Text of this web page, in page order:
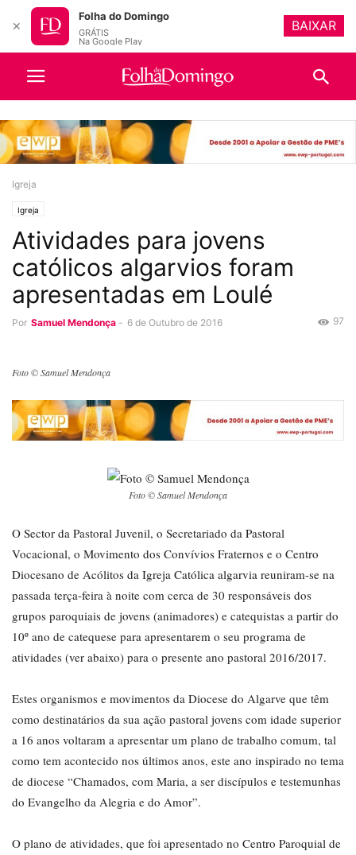
Igreja
Igreja
Atividades para jovens
católicos algarvios foram
apresentadas em Loulé
Por Samuel Mendonça - 6 de Outubro de 2016 97
Foto © Samuel Mendonça
Foto © Samuel Mendonça
O Sector da Pastoral Juvenil, o Secretariado da Pastoral
Vocacional, o Movimento dos Convívios Fraternos e o Centro
Diocesano de Acólitos da Igreja Católica algarvia reuniram-se na
passada terça-feira à noite com cerca de 30 responsáveis dos
grupos paroquiais de jovens (animadores) e catequistas a partir do
10º ano de catequese para apresentarem o seu programa de
atividades (ver abaixo) para o presente ano pastoral 2016/2017.
Estes organismos e movimentos da Diocese do Algarve que têm
como destinatários da sua ação pastoral jovens com idade superior
a 16 anos voltaram a apresentar um plano de trabalho comum, tal
como tem acontecido nos últimos anos, este ano inspirado no tema
de diocese “Chamados, com Maria, a ser discípulos e testemunhas
do Evangelho da Alegria e do Amor”.
O plano de atividades, que foi apresentado no Centro Paroquial de
✕
Folha do Domingo
GRÁTIS
Na Google Play
BAIXAR